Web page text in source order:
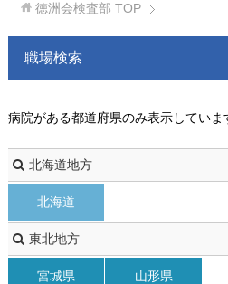
徳洲会検査部 TOP
職場検索
病院がある都道府県のみ表示していま
北海道地方
北海道
東北地方
宮城県 山形県